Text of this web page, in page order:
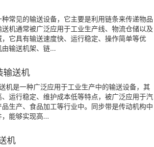
常见的输送设备，它主要是利用链条来传递物品
机通常被广泛应用于工业生产线、物流仓储以及
它具有输送速度快、运行稳定、操作简单等优
输送机架、链...
输送机
机是一种广泛应用于工业生产中的输送设备，其
运行稳定、维护成本低等特点，被广泛应用于汽
生产、食品加工等行业中。同步带是传动机构中
能够实现高...
机